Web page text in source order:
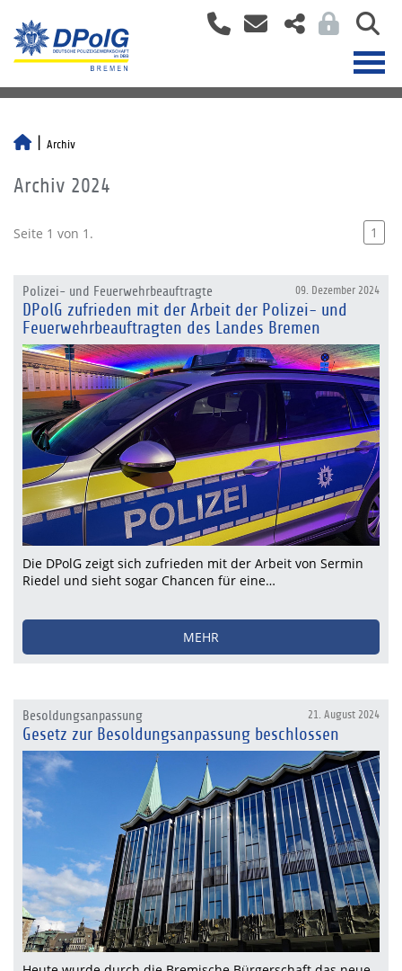
Archiv
Archiv 2024
Seite 1 von 1. 1
09. Dezember 2024
Polizei- und Feuerwehrbeauftragte
DPolG zufrieden mit der Arbeit der Polizei- und
Feuerwehrbeauftragten des Landes Bremen
Die DPolG zeigt sich zufrieden mit der Arbeit von Sermin
Riedel und sieht sogar Chancen für eine…
MEHR
21. August 2024
Besoldungsanpassung
Gesetz zur Besoldungsanpassung beschlossen